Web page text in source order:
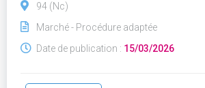
94 (Nc)
Marché - Procédure adaptée
Date de publication : 15/03/2026